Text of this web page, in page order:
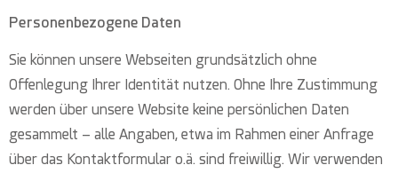
Personenbezogene Daten
Sie können unsere Webseiten grundsätzlich ohne
Offenlegung Ihrer Identität nutzen. Ohne Ihre Zustimmung
werden über unsere Website keine persönlichen Daten
gesammelt – alle Angaben, etwa im Rahmen einer Anfrage
über das Kontaktformular o.ä. sind freiwillig. Wir verwenden